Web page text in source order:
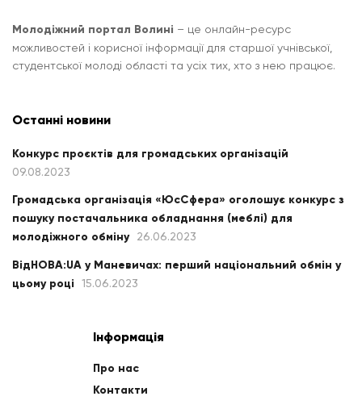
Молодіжний портал Волині – це онлайн-ресурс
можливостей і корисної інформації для старшої учнівської,
студентської молоді області та усіх тих, хто з нею працює.
Останні новини
Конкурс проєктів для громадських організацій
09.08.2023
Громадська організація «ЮсСфера» оголошує конкурс з
пошуку постачальника обладнання (меблі) для
молодіжного обміну
26.06.2023
ВідНОВА:UA у Маневичах: перший національний обмін у
цьому році
15.06.2023
Інформація
Про нас
Контакти